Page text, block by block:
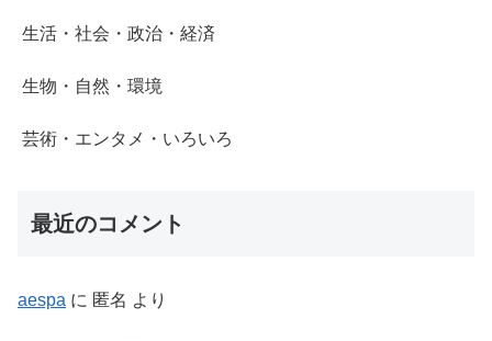
生活・社会・政治・経済
生物・自然・環境
芸術・エンタメ・いろいろ
最近のコメント
aespa に 匿名 より